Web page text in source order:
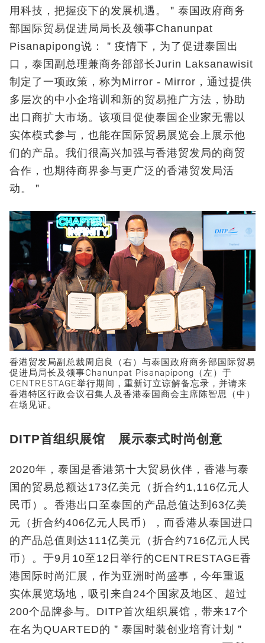
用科技，把握疫下的发展机遇。＂泰国政府商务
部国际贸易促进局局长及领事Chanunpat
Pisanapipong说：＂疫情下，为了促进泰国出
口，泰国副总理兼商务部部长Jurin Laksanawisit
制定了一项政策，称为Mirror - Mirror，通过提供
多层次的中小企培训和新的贸易推广方法，协助
出口商扩大市场。该项目促使泰国企业家无需以
实体模式参与，也能在国际贸易展览会上展示他
们的产品。我们很高兴加强与香港贸发局的商贸
合作，也期待商界参与更广泛的香港贸发局活
动。＂
香港贸发局副总裁周启良（右）与泰国政府商务部国际贸易
促进局局长及领事Chanunpat Pisanapipong（左）于
CENTRESTAGE举行期间，重新订立谅解备忘录，并请来
香港特区行政会议召集人及香港泰国商会主席陈智思（中）
在场见证。
DITP首组织展馆 展示泰式时尚创意
2020年，泰国是香港第十大贸易伙伴，香港与泰
国的贸易总额达173亿美元（折合约1,116亿元人
民币）。香港出口至泰国的产品总值达到63亿美
元（折合约406亿元人民币），而香港从泰国进口
的产品总值则达111亿美元（折合约716亿元人民
币）。于9月10至12日举行的CENTRESTAGE香
港国际时尚汇展，作为亚洲时尚盛事，今年重返
实体展览场地，吸引来自24个国家及地区、超过
200个品牌参与。DITP首次组织展馆，带来17个
在名为QUARTED的＂泰国时装创业培育计划＂